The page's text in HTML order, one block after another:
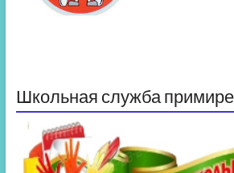
Школьная служба